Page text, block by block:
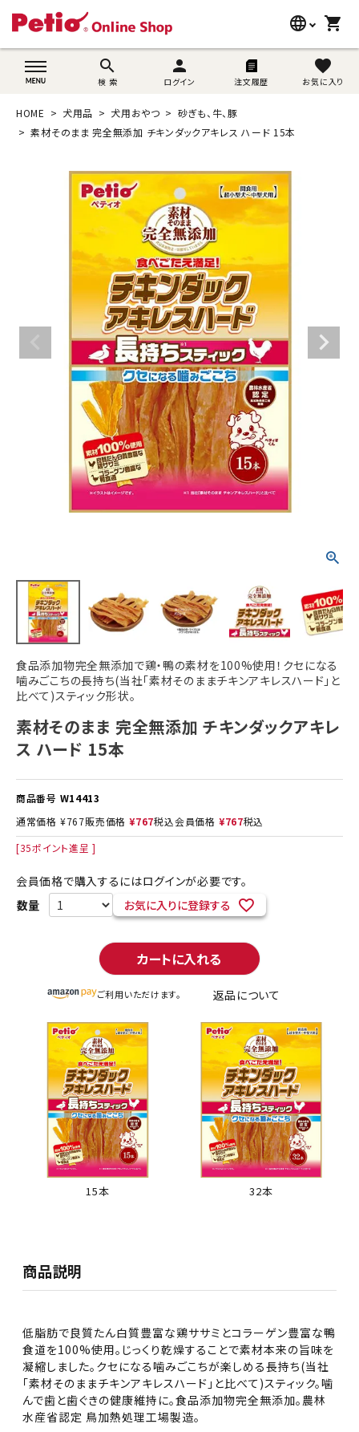
language
wovn-lang-name
shopping_cart
search
検 索
person
ログイン 注文履歴
favorite
お気に入り
search
猫用品
うさぎ用品
ブランド別に探す
目的別に探す
SNS
ご利用案内
ACCOUNT MENU
ようこそ ゲスト 様
person 新規会員登録
HOME 犬用品 犬用おやつ
砂ぎも、牛、豚
素材そのまま 完全無添加 チキンダックアキレス ハード 15本
食品添加物完全無添加で鶏・鴨の素材を100%使用！クセになる
噛みごこちの長持ち(当社「素材そのままチキンアキレスハード」と
比べて)スティック形状。
素材そのまま 完全無添加 チキンダックアキレ
ス ハード 15本
商品番号 W14413
通常価格 ¥767販売価格 ¥767税込会員価格 ¥767税込
[35ポイント進呈 ]
会員価格で購入するにはログインが必要です。
お気に入りに登録する
カートに入れる
ご利用いただけます。 返品について
15本 32本
商品説明
低脂肪で良質たん白質豊富な鶏ササミとコラーゲン豊富な鴨
食道を100%使用。じっくり乾燥することで素材本来の旨味を
凝縮しました。クセになる噛みごこちが楽しめる長持ち(当社
「素材そのままチキンアキレスハード」と比べて)スティック。噛
んで歯と歯ぐきの健康維持に。食品添加物完全無添加。農林
水産省認定 鳥加熱処理工場製造。